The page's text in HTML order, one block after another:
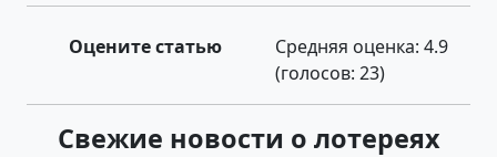
Оцените статью Средняя оценка: 4.9
(голосов: 23)
Свежие новости о лотереях